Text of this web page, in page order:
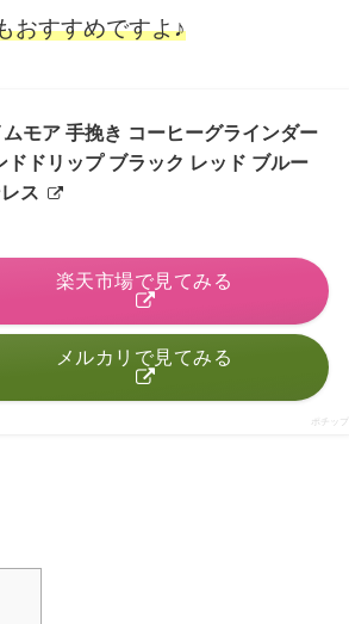
おすすめですよ♪
モア 手挽き コーヒーグラインダー
ドリップ ブラック レッド ブルー
ス
楽天市場で見てみる
メルカリで見てみる
ポチップ